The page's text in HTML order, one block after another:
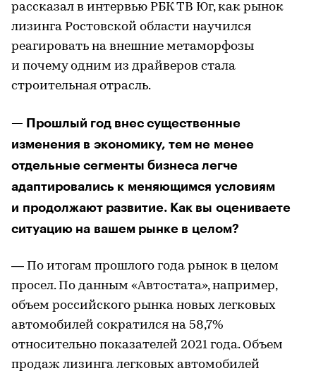
рассказал в интервью РБК ТВ Юг, как рынок
лизинга Ростовской области научился
реагировать на внешние метаморфозы
и почему одним из драйверов стала
строительная отрасль.
— Прошлый год внес существенные
изменения в экономику, тем не менее
отдельные сегменты бизнеса легче
адаптировались к меняющимся условиям
и продолжают развитие. Как вы оцениваете
ситуацию на вашем рынке в целом?
— По итогам прошлого года рынок в целом
просел. По данным «Автостата», например,
объем российского рынка новых легковых
автомобилей сократился на 58,7%
относительно показателей 2021 года. Объем
продаж лизинга легковых автомобилей